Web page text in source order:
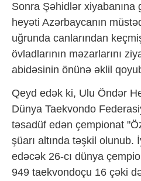
Sonra Şəhidlər xiyabanına
heyəti Azərbaycanın
uğrunda canlarından
övladlarının məzarlarını
abidəsinin önünə əklil
Qeyd edək ki, Ulu Öndər
Dünya Taekvondo
təsadüf edən çempionat
şüarı altında təşkil olunub.
edəcək 26-cı dünya
949 taekvondoçu 16 çəki